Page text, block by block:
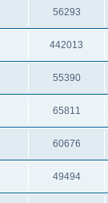
56293
442013
55390
65811
60676
49494